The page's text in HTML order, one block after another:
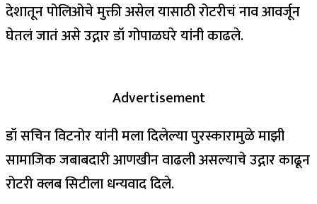
देशातून पोलिओचे मुक्ती असेल यासाठी रोटरीचं नाव आवर्जून
घेतलं जातं असे उद्गार डॉ गोपाळघरे यांनी काढले.
Advertisement
डॉ सचिन विटनोर यांनी मला दिलेल्या पुरस्कारामुळे माझी
सामाजिक जबाबदारी आणखीन वाढली असल्याचे उद्गार काढून
रोटरी क्लब सिटीला धन्यवाद दिले.